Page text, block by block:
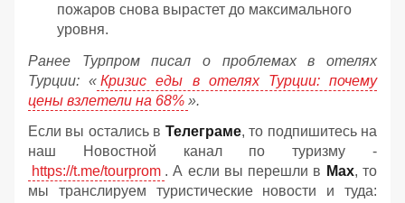
пожаров снова вырастет до максимального
уровня.
Ранее Турпром писал о проблемах в отелях
Турции: « Кризис еды в отелях Турции: почему
цены взлетели на 68% ».
Если вы остались в Телеграме, то подпишитесь на
наш Новостной канал по туризму -
https://t.me/tourprom . А если вы перешли в Мах, то
мы транслируем туристические новости и туда: